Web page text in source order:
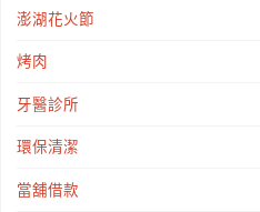
澎湖花火節
烤肉
牙醫診所
環保清潔
當舖借款